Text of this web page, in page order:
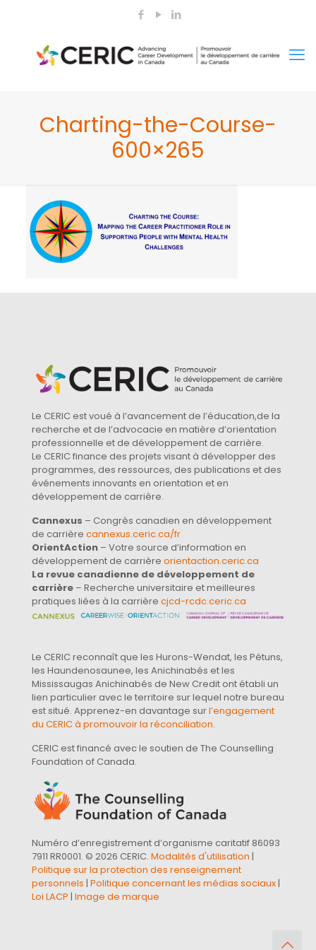
Charting-the-Course-
600×265
Le CERIC est voué à l’avancement de l’éducation,de la
recherche et de l’advocacie en matière d’orientation
professionnelle et de développement de carrière.
Le CERIC finance des projets visant à développer des
programmes, des ressources, des publications et des
événements innovants en orientation et en
développement de carrière.
Cannexus – Congrès canadien en développement
de carrière cannexus.ceric.ca/fr
OrientAction – Votre source d’information en
développement de carrière orientaction.ceric.ca
La revue canadienne de développement de
carrière – Recherche universitaire et meilleures
pratiques liées à la carrière cjcd-rcdc.ceric.ca
Le CERIC reconnaît que les Hurons-Wendat, les Pétuns,
les Haundenosaunee, les Anichinabés et les
Mississaugas Anichinabés de New Credit ont établi un
lien particulier avec le territoire sur lequel notre bureau
est situé. Apprenez-en davantage surl’engagement
du CERIC à promouvoir la réconciliation.
CERIC est financé avec le soutien de The Counselling
Foundation of Canada.
Numéro d’enregistrement d’organisme caritatif 86093
7911 RR0001. © 2026 CERIC. Modalités d'utilisation |
Politique sur la protection des renseignement
personnels | Politique concernant les médias sociaux|
Loi LACP | Image de marque